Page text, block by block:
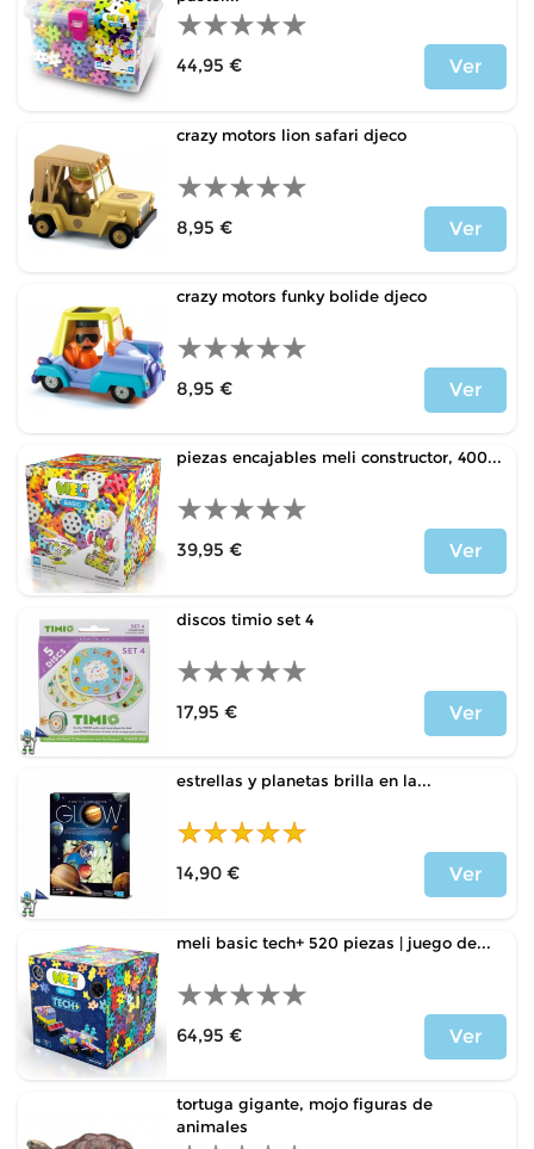
44,95 €
Ver
crazy motors lion safari djeco
8,95 €
Ver
crazy motors funky bolide djeco
8,95 €
Ver
piezas encajables meli constructor, 400...
39,95 €
Ver
discos timio set 4
17,95 €
Ver
estrellas y planetas brilla en la...
14,90 €
Ver
meli basic tech+ 520 piezas | juego de...
64,95 €
Ver
tortuga gigante, mojo figuras de
animales